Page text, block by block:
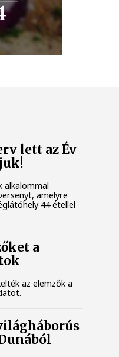
lett az Év
alkalommal
amelyre
44 étellel
a
az elemzők a